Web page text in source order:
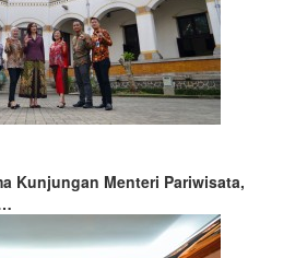
Kunjungan Menteri Pariwisata,